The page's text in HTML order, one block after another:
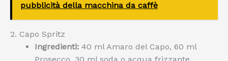
pubblicità della macchina da caffè
2. Capo Spritz
Ingredienti: 40 ml Amaro del Capo, 60 ml